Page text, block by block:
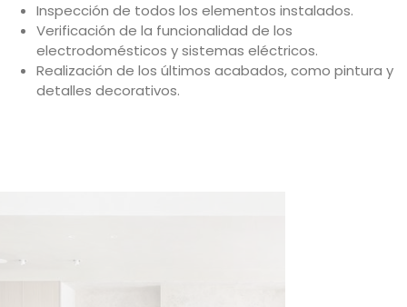
Inspección de todos los elementos instalados.
Verificación de la funcionalidad de los
electrodomésticos y sistemas eléctricos.
Realización de los últimos acabados, como pintura y
detalles decorativos.